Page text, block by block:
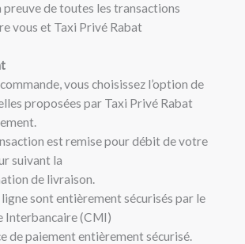
preuve de toutes les transactions
vous et Taxi Privé Rabat
vous choisissez l’option de
proposées par Taxi Privé Rabat
est remise pour débit de votre
suivant la
de livraison.
sont entièrement sécurisés par le
Interbancaire (CMI)
de paiement entièrement sécurisé.